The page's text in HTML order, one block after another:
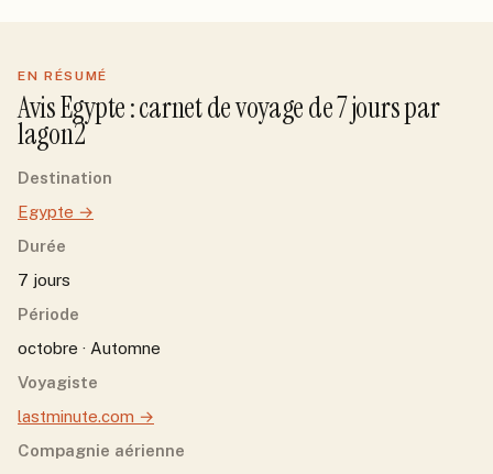
EN RÉSUMÉ
AvisEgypte: carnet de voyage de7jourspar
lagon2
Destination
Egypte →
Durée
7 jours
Période
octobre · Automne
Voyagiste
lastminute.com →
Compagnie aérienne